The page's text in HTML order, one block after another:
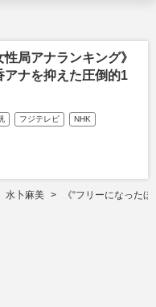
局アナランキング》
アナを抑えた圧倒的1
フジテレビ NHK
水卜麻美 《“フリーになった